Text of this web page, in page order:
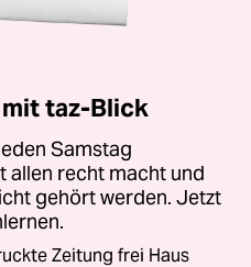
taz-Blick
Samstag
allen recht macht und
gehört werden. Jetzt
Zeitung frei Haus